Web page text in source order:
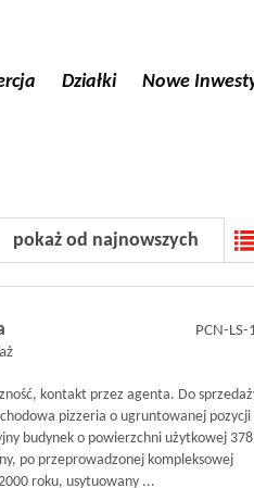
Działki Nowe
pokaż od najnowszych
PCN-
kontakt przez agenta. Do
pizzeria o ugruntowanej pozycji
budynek o powierzchni użytkowej
po przeprowadzonej kompleksowej
roku, usytuowany ...